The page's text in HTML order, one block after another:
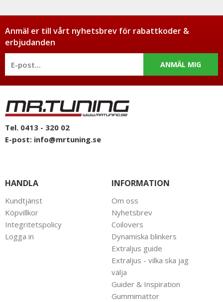
Anmäl er till vårt nyhetsbrev för rabattkoder &
erbjudanden
ANMÄL MIG
Tel. 0413 - 320 02
E-post: info@mrtuning.se
HANDLA
Kundtjänst
Köpvillkor
Integritetspolicy
Logga in
INFORMATION
Om oss
Nyhetsbrev
Coilovers
Dynamiska blinkers
Extraljus guide
Extraljus - vilka ska jag
välja
Guider & Inspiration
Gummimattor